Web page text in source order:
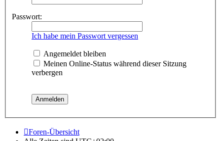
Passwort:
Ich habe mein Passwort vergessen
Angemeldet bleiben
Meinen Online-Status während dieser Sitzung
verbergen
Foren-Übersicht